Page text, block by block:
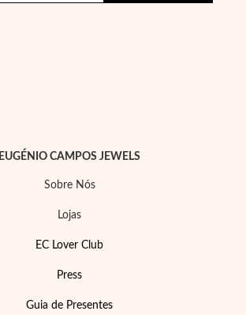
Pérolas
EUGÉNIO CAMPOS JEWELS
Sobre Nós
Lojas
EC Lover Club
Press
Guia de Presentes